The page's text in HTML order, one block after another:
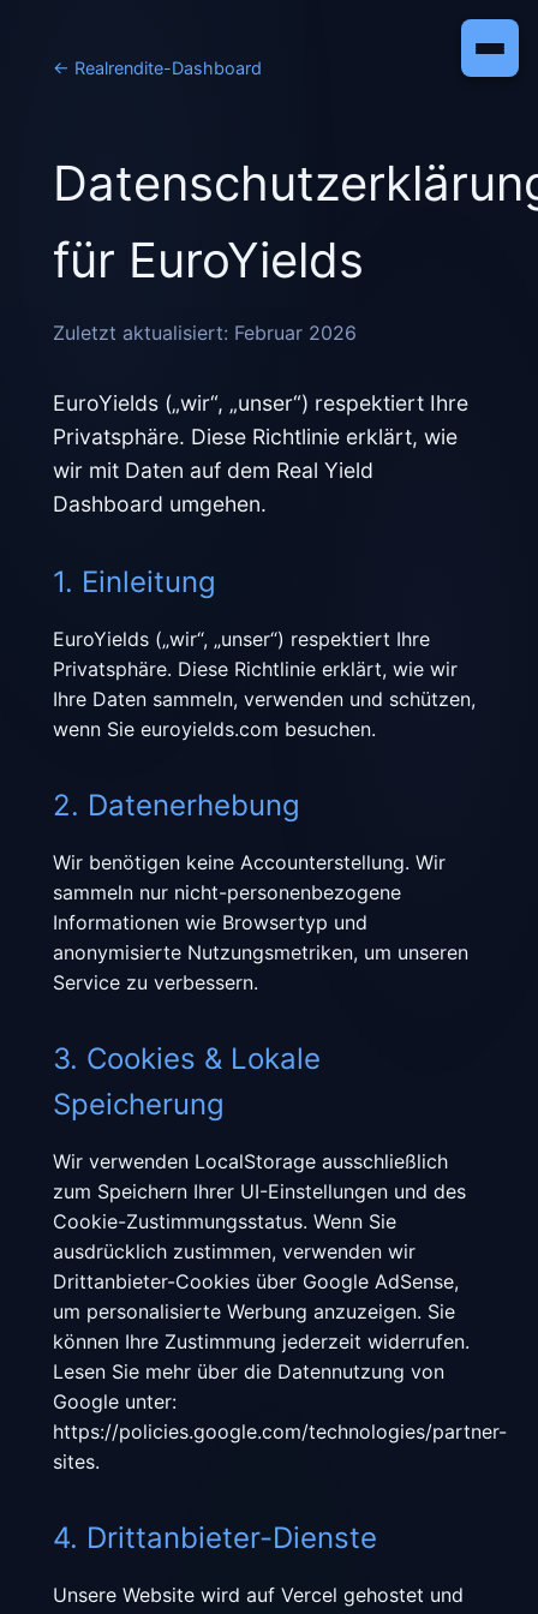
← Realrendite-Dashboard
für EuroYields
Zuletzt aktualisiert: Februar 2026
EuroYields („wir“, „unser“) respektiert Ihre
Privatsphäre. Diese Richtlinie erklärt, wie
wir mit Daten auf dem Real Yield
Dashboard umgehen.
1. Einleitung
EuroYields („wir“, „unser“) respektiert Ihre
Privatsphäre. Diese Richtlinie erklärt, wie wir
Ihre Daten sammeln, verwenden und schützen,
wenn Sie euroyields.com besuchen.
2. Datenerhebung
Wir benötigen keine Accounterstellung. Wir
sammeln nur nicht-personenbezogene
Informationen wie Browsertyp und
anonymisierte Nutzungsmetriken, um unseren
Service zu verbessern.
3. Cookies & Lokale
Speicherung
Wir verwenden LocalStorage ausschließlich
zum Speichern Ihrer UI-Einstellungen und des
Cookie-Zustimmungsstatus. Wenn Sie
ausdrücklich zustimmen, verwenden wir
Drittanbieter-Cookies über Google AdSense,
um personalisierte Werbung anzuzeigen. Sie
können Ihre Zustimmung jederzeit widerrufen.
Lesen Sie mehr über die Datennutzung von
Google unter:
https://policies.google.com/technologies/partner-
sites.
4. Drittanbieter-Dienste
Unsere Website wird auf Vercel gehostet und